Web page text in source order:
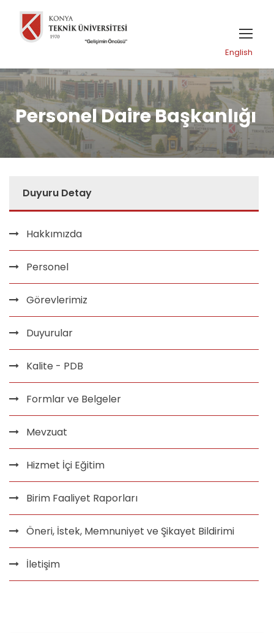
English
Personel Daire Başkanlığı
Duyuru Detay
Hakkımızda
Personel
Görevlerimiz
Duyurular
Kalite - PDB
Formlar ve Belgeler
Mevzuat
Hizmet İçi Eğitim
Birim Faaliyet Raporları
Öneri, İstek, Memnuniyet ve Şikayet Bildirimi
İletişim